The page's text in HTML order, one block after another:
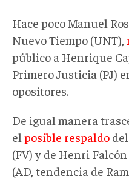
Hace poco Manuel
Nuevo Tiempo (UNT),
público a Henrique
Primero Justicia (PJ)
opositores.
De igual manera
el posible respaldo
(FV) y de Henri
(AD, tendencia de